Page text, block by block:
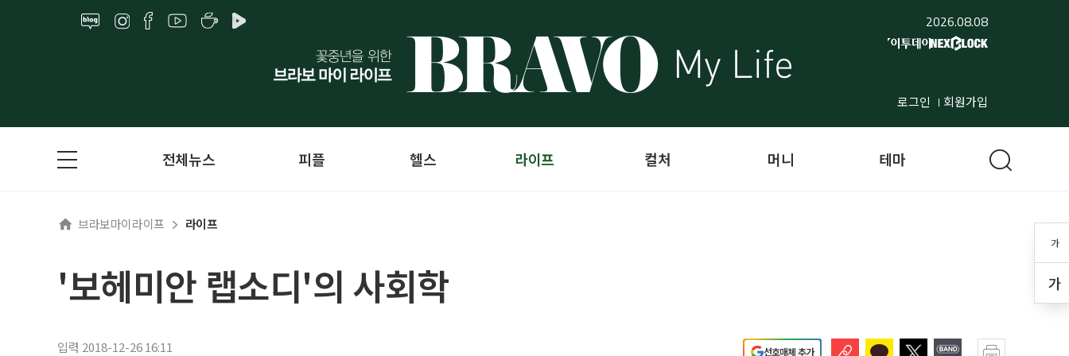
2026.08.08
로그인 회원가입
가
가
전체뉴스 피플 헬스 라이프 컬처 머니 테마
브라보마이라이프 라이프
'보헤미안 랩소디'의 사회학
입력 2018-12-26 16:11 선호매체 추가